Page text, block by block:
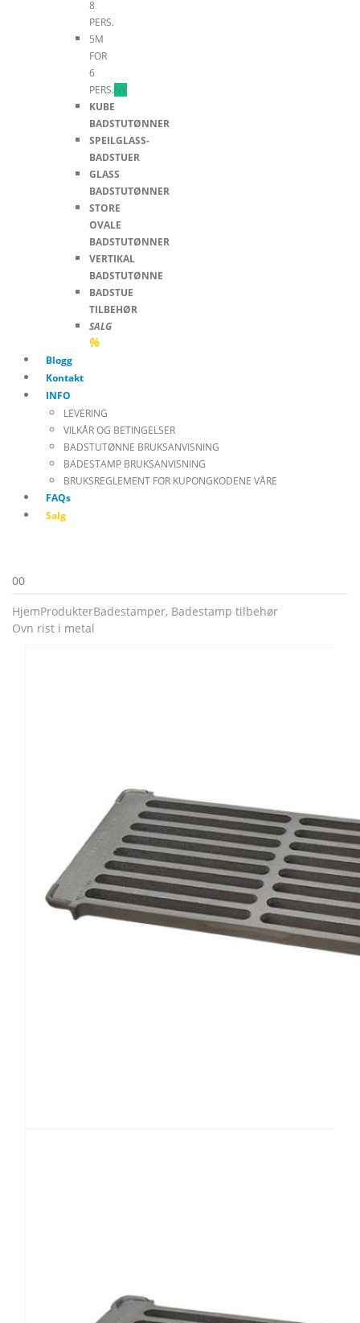
8
PERS.
5M
FOR
6
PERS.NY
KUBE
BADSTUTØNNER
SPEILGLASS-
BADSTUER
GLASS
BADSTUTØNNER
STORE
OVALE
BADSTUTØNNER
VERTIKAL
BADSTUTØNNE
BADSTUE
TILBEHØR
SALG
%
Blogg
Kontakt
INFO
LEVERING
VILKÅR OG BETINGELSER
BADSTUTØNNE BRUKSANVISNING
BADESTAMP BRUKSANVISNING
BRUKSREGLEMENT FOR KUPONGKODENE VÅRE
FAQs
Salg
00
HjemProdukterBadestamper, Badestamp tilbehør
Ovn rist i metal